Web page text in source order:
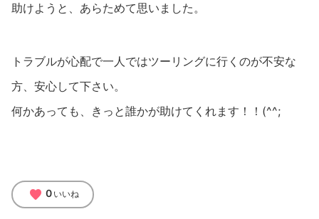
助けようと、あらためて思いました。
トラブルが心配で一人ではツーリングに行くのが不安な
方、安心して下さい。
何かあっても、きっと誰かが助けてくれます！！(^^;
favorite 0 いいね